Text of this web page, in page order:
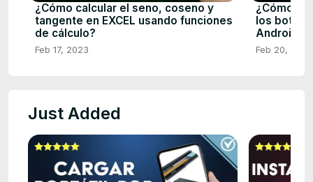
¿Cómo calcular el seno, coseno y
tangente en EXCEL usando funciones
de cálculo?
Feb 17, 2023
¿Cómo
los
Android
Feb 20, 2023
Just Added